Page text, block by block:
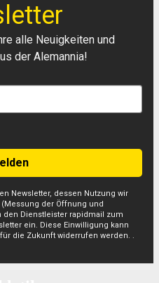
alle Neuigkeiten und
der Alemannia!
Newsletter, dessen Nutzung wir
der Öffnung und
den Dienstleister rapidmail zum
ein. Diese Einwilligung kann
die Zukunft widerrufen werden. .